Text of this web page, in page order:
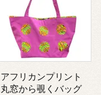
アフリカンプリント
丸窓から覗くバッグ